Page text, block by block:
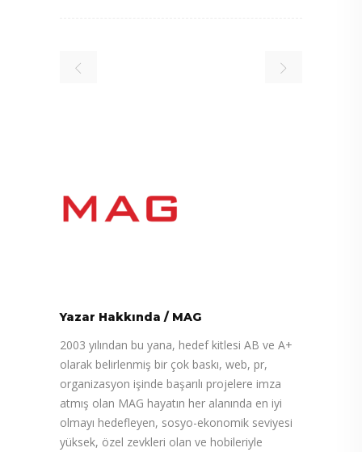
Yazar Hakkında / MAG
2003 yılından bu yana, hedef kitlesi AB ve A+
olarak belirlenmiş bir çok baskı, web, pr,
organizasyon işinde başarılı projelere imza
atmış olan MAG hayatın her alanında en iyi
olmayı hedefleyen, sosyo-ekonomik seviyesi
yüksek, özel zevkleri olan ve hobileriyle